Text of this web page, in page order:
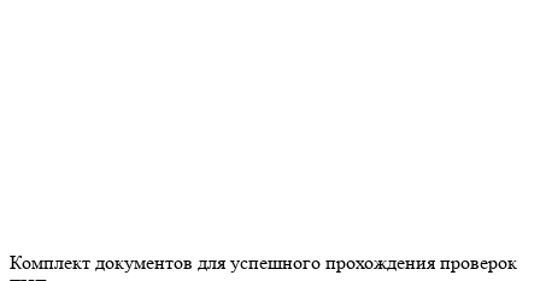
Комплект документов для успешного прохождения проверок